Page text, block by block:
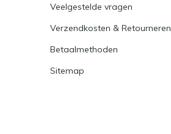
Veelgestelde vragen
Verzendkosten & Retourneren
Betaalmethoden
Sitemap